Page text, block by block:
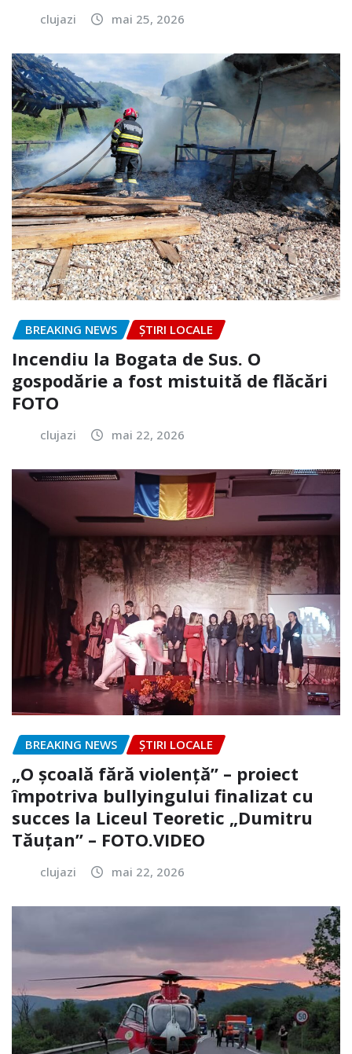
clujazi mai 25, 2026
BREAKING NEWS ȘTIRI LOCALE
Incendiu la Bogata de Sus. O
gospodărie a fost mistuită de flăcări
FOTO
clujazi mai 22, 2026
BREAKING NEWS ȘTIRI LOCALE
„O școală fără violență” – proiect
împotriva bullyingului finalizat cu
succes la Liceul Teoretic „Dumitru
Tăuțan” – FOTO.VIDEO
clujazi mai 22, 2026